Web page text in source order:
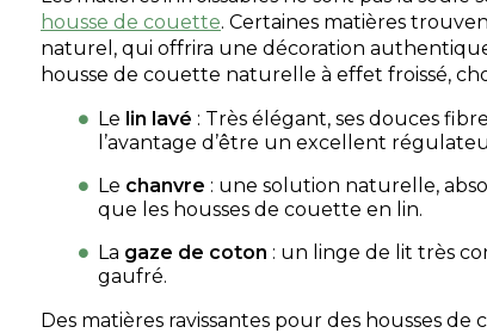
housse de couette. Certaines matières
naturel, qui offrira une décoration
housse de couette naturelle à effet froissé,
Le lin lavé : Très élégant, ses douces
l’avantage d’être un excellent
Le chanvre : une solution naturelle,
que les housses de couette en lin.
La gaze de coton : un linge de lit très
gaufré.
Des matières ravissantes pour des housses